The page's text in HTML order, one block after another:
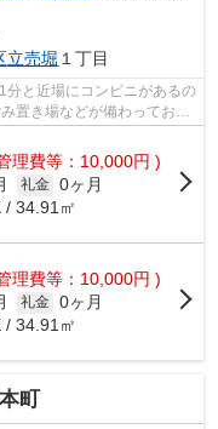
立売堀 １丁目
分と近場にコンビニがあるの
置き場などが備わっており
理費等：10,000円 )
礼金 0ヶ月
/ 34.91㎡
理費等：10,000円 )
礼金 0ヶ月
/ 34.91㎡
町